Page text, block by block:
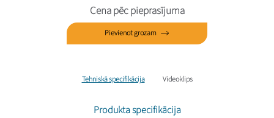
Cena pēc pieprasījuma
Pievienot grozam
Tehniskā specifikācija Videoklips
Produkta specifikācija